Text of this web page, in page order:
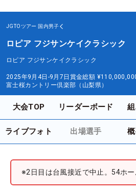
JGTOツアー 国内男子
ロピア フジサンケイクラシック
ロピア フジサンケイクラシック
2025年9月4日-9月7日 賞金総額
富士桜カントリー倶楽部（山梨県）
大会TOP リーダーボード
ライブフォト 出場選手
※2日目は台風接近で中止。54ホ